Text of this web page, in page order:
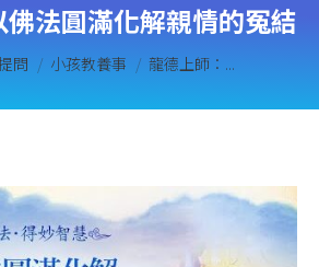
法圓滿化解親情的冤結
問 小孩教養事 龍德上師：...